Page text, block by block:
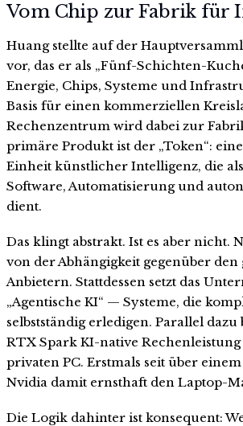
Vom Chip zur Fabrik für
Huang stellte auf der
vor, das er als „Fünf-Schichten-
Energie, Chips, Systeme und
Basis für einen kommerziellen
Rechenzentrum wird dabei zur
primäre Produkt ist der „Token“:
Einheit künstlicher Intelligenz, die
Software, Automatisierung und
dient.
Das klingt abstrakt. Ist es aber nicht.
von der Abhängigkeit gegenüber
Anbietern. Stattdessen setzt das
„Agentische KI“ — Systeme, die
selbstständig erledigen. Parallel
RTX Spark KI-native
privaten PC. Erstmals seit über
Nvidia damit ernsthaft den Laptop-
Die Logik dahinter ist konsequent: